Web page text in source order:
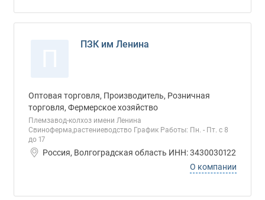
ПЗК им Ленина
Оптовая торговля, Производитель, Розничная
торговля, Фермерское хозяйство
Племзавод-колхоз имени Ленина
Свиноферма,растениеводство График Работы: Пн. - Пт. с 8
до 17
Россия, Волгоградская область ИНН: 3430030122
О компании